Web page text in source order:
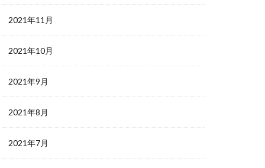
2021年11月
2021年10月
2021年9月
2021年8月
2021年7月